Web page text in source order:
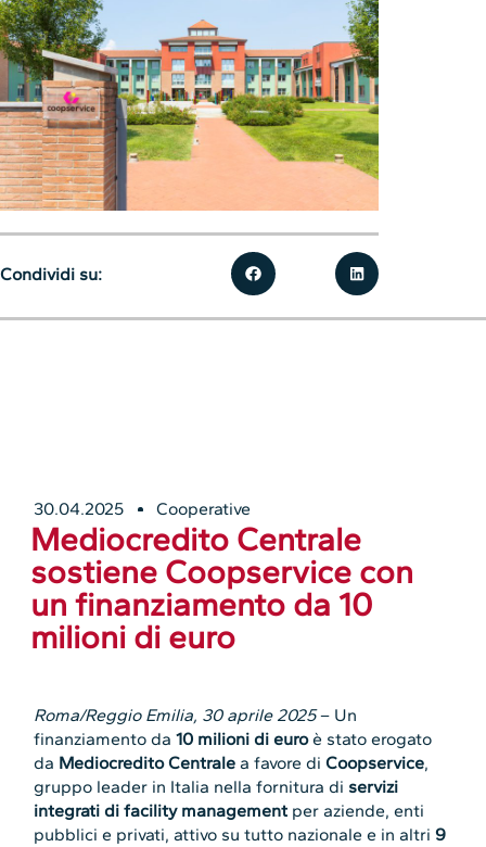
30.04.2025 Cooperative
Mediocredito Centrale
sostiene Coopservice con
un finanziamento da 10
milioni di euro
Roma/Reggio Emilia, 30 aprile 2025– Un
finanziamento da10 milioni di euroè stato erogato
da Mediocredito Centrale a favore diCoopservice,
gruppo leader in Italia nella fornitura di servizi
integrati di facility management per aziende, enti
pubblici e privati, attivo su tutto nazionale e in altri9
Condividi su: